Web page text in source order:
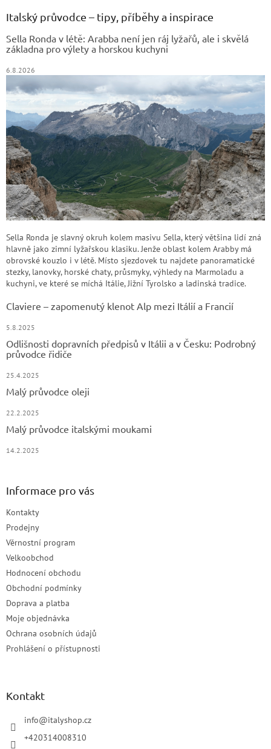
Italský průvodce – tipy, příběhy a inspirace
Sella Ronda v létě: Arabba není jen ráj lyžařů, ale i skvělá
základna pro výlety a horskou kuchyni
6.8.2026
Sella Ronda je slavný okruh kolem masivu Sella, který většina lidí zná
hlavně jako zimní lyžařskou klasiku. Jenže oblast kolem Arabby má
obrovské kouzlo i v létě. Místo sjezdovek tu najdete panoramatické
stezky, lanovky, horské chaty, průsmyky, výhledy na Marmoladu a
kuchyni, ve které se míchá Itálie, Jižní Tyrolsko a ladinská tradice.
Claviere – zapomenutý klenot Alp mezi Itálií a Francií
5.8.2025
Odlišnosti dopravních předpisů v Itálii a v Česku: Podrobný
průvodce řidiče
25.4.2025
Malý průvodce oleji
22.2.2025
Malý průvodce italskými moukami
14.2.2025
Informace pro vás
Kontakty
Prodejny
Věrnostní program
Velkoobchod
Hodnocení obchodu
Obchodní podmínky
Doprava a platba
Moje objednávka
Ochrana osobních údajů
Prohlášení o přístupnosti
Kontakt
info@italyshop.cz
+420314008310